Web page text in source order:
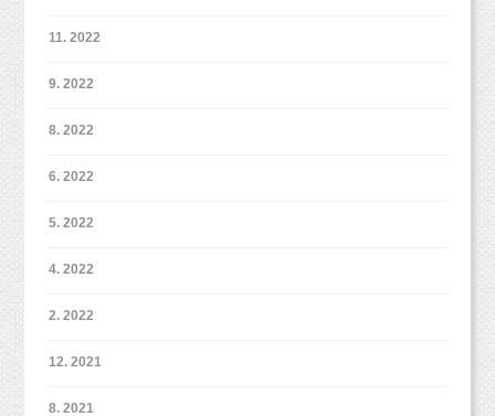
11. 2022
9. 2022
8. 2022
6. 2022
5. 2022
4. 2022
2. 2022
12. 2021
8. 2021